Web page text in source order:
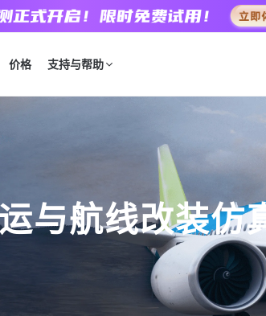
价格 支持与帮助
与航线改装仿